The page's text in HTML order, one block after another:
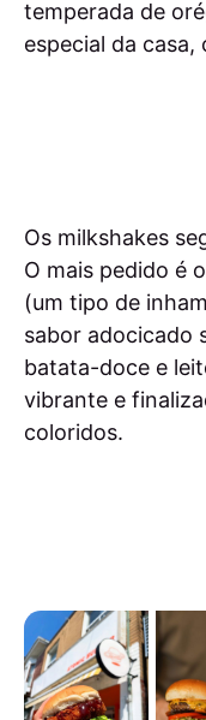
temperada de
especial da casa,
Os milkshakes
O mais pedido é
(um tipo de
sabor adocicado
batata-doce e
vibrante e
coloridos.